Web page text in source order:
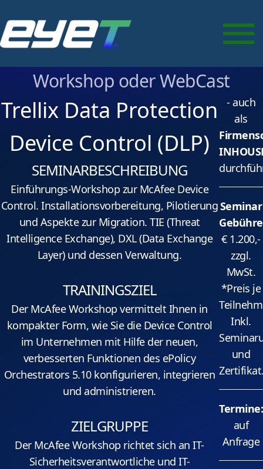
Control (DLP)
als Seminar vor Ort, Inhouse-
Workshop oder WebCast
Trellix Data Protection
Device Control (DLP)
SEMINARBESCHREIBUNG
Einführungs-Workshop zur McAfee Device
Control. Installationsvorbereitung, Pilotierung
und Aspekte zur Migration. TIE (Threat
Intelligence Exchange), DXL (Data Exchange
Layer) und dessen Verwaltung.
TRAININGSZIEL
Der McAfee Workshop vermittelt Ihnen in
kompakter Form, wie Sie die Device Control
im Unternehmen mit Hilfe der neuen,
verbesserten Funktionen des ePolicy
Orchestrators 5.10 konfigurieren, integrieren
und administrieren.
ZIELGRUPPE
Der McAfee Workshop richtet sich an IT-
Sicherheitsverantwortliche und IT-
- auch
als
Seminar
€ 1.200,-
zzgl.
MwSt.
*Preis je
Inkl.
und
Termine:
auf
Anfrage